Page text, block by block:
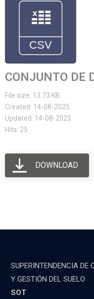
CONJUNTO DE
File size: 13.73 KB
Created: 14-08-2025
Updated: 14-08-2025
Hits: 25
DOWNLOAD
SUPERINTENDENCIA DE
Y GESTIÓN DEL SUELO
SOT